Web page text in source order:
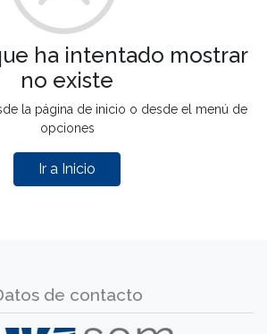
ha intentado mostrar
no existe
la página de inicio o desde el menú de
opciones
Ir a Inicio
de contacto